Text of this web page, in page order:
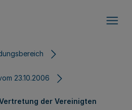
23.10.2006
der Vereinigten